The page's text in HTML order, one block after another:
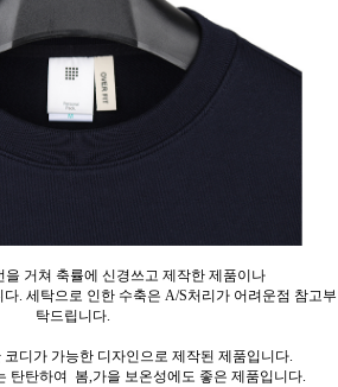
을 거쳐 축률에 신경쓰고 제작한 제품이나
. 세탁으로 인한 수축은 A/S처리가 어려운점 참고부
탁드립니다.
디가 가능한 디자인으로 제작된 제품입니다.
탄탄하여 봄,가을 보온성에도 좋은 제품입니다.